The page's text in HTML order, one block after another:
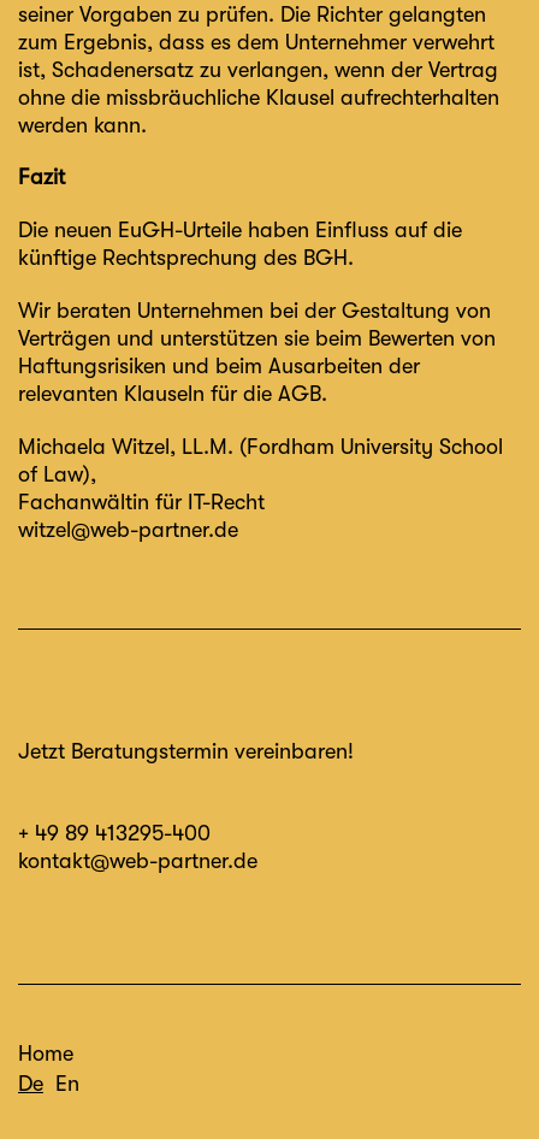
seiner Vorgaben zu prüfen. Die Richter gelangten
zum Ergebnis, dass es dem Unternehmer verwehrt
ist, Schadenersatz zu verlangen, wenn der Vertrag
ohne die missbräuchliche Klausel aufrechterhalten
werden kann.
Fazit
Die neuen EuGH-Urteile haben Einfluss auf die
künftige Rechtsprechung des BGH.
Wir beraten Unternehmen bei der Gestaltung von
Verträgen und unterstützen sie beim Bewerten von
Haftungsrisiken und beim Ausarbeiten der
relevanten Klauseln für die AGB.
Michaela Witzel, LL.M. (Fordham University School
of Law),
Fachanwältin für IT-Recht
witzel@web-partner.de
Jetzt Beratungstermin vereinbaren!
+ 49 89 413295-400
kontakt@web-partner.de
Home
De
En